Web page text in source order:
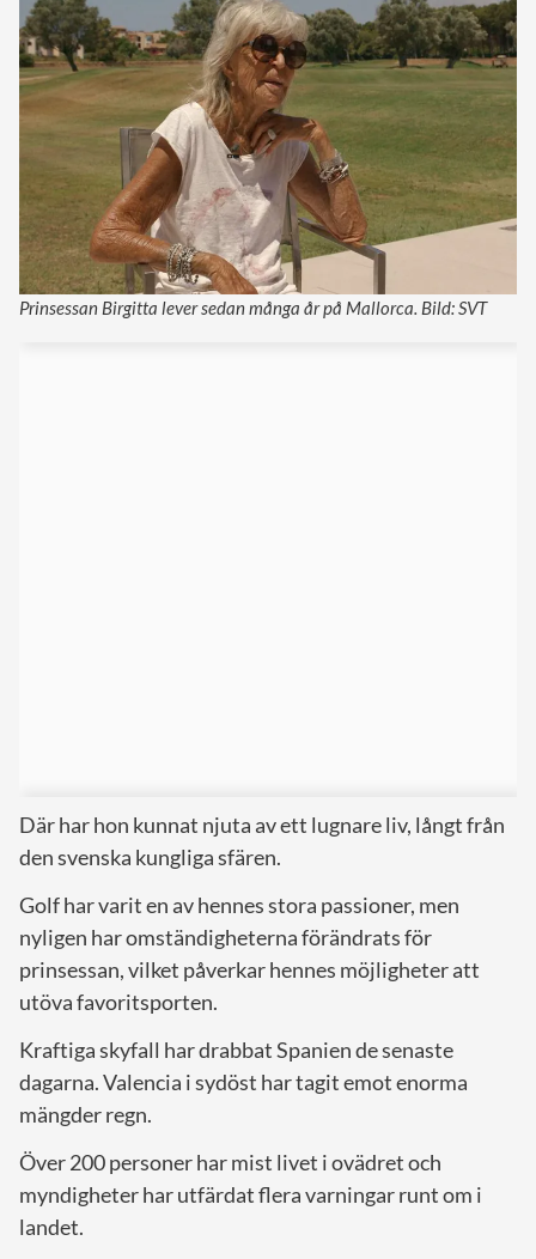
Prinsessan Birgitta lever sedan många år på Mallorca. Bild: SVT
Där har hon kunnat njuta av ett lugnare liv, långt från
den svenska kungliga sfären.
Golf har varit en av hennes stora passioner, men
nyligen har omständigheterna förändrats för
prinsessan, vilket påverkar hennes möjligheter att
utöva favoritsporten.
Kraftiga skyfall har drabbat Spanien de senaste
dagarna. Valencia i sydöst har tagit emot enorma
mängder regn.
Över 200 personer har mist livet i ovädret och
myndigheter har utfärdat flera varningar runt om i
landet.